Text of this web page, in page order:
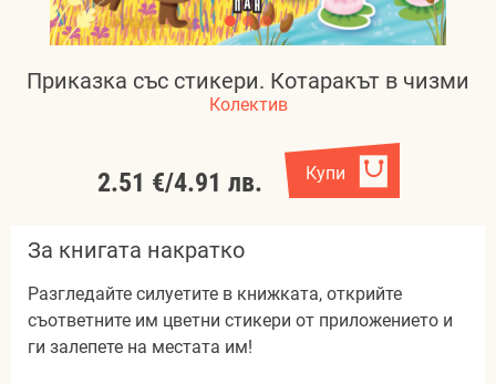
Приказка със стикери. Котаракът в чизми
Колектив
2.51 €/4.91 лв. Купи
За книгата накратко
Разгледайте силуетите в книжката, открийте
съответните им цветни стикери от приложението и
ги залепете на местата им!